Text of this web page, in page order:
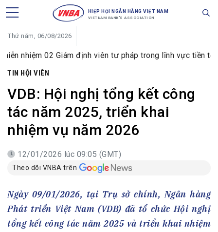
HIỆP HỘI NGÂN HÀNG VIỆT NAM
VIETNAM BANK'S ASSOCIATION
Thứ năm, 06/08/2026
Giám định viên tư pháp trong lĩnh vực tiền tệ và ngân hàng
TIN HỘI VIÊN
VDB: Hội nghị tổng kết công
tác năm 2025, triển khai
nhiệm vụ năm 2026
12/01/2026 lúc 09:05 (GMT)
Theo dõi VNBA trên
Ngày 09/01/2026, tại Trụ sở chính, Ngân hàng
Phát triển Việt Nam (VDB) đã tổ chức Hội nghị
tổng kết công tác năm 2025 và triển khai nhiệm